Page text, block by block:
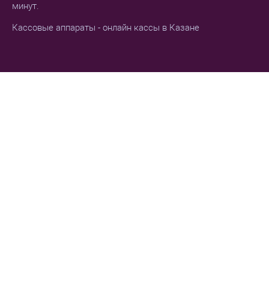
минут.
Кассовые аппараты - онлайн кассы в Казане